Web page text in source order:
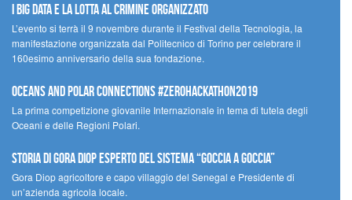
I Big Data e la lotta al crimine organizzato
L’evento si terrà il 9 novembre durante il Festival della Tecnologia, la
manifestazione organizzata dal Politecnico di Torino per celebrare il
160esimo anniversario della sua fondazione.
Oceans and Polar Connections #ZEROHackathon2019
La prima competizione giovanile Internazionale in tema di tutela degli
Oceani e delle Regioni Polari.
STORIA DI GORA DIOP ESPERTO DEL SISTEMA “GOCCIA A GOCCIA”
Gora Diop agricoltore e capo villaggio del Senegal e Presidente di
un’azienda agricola locale.